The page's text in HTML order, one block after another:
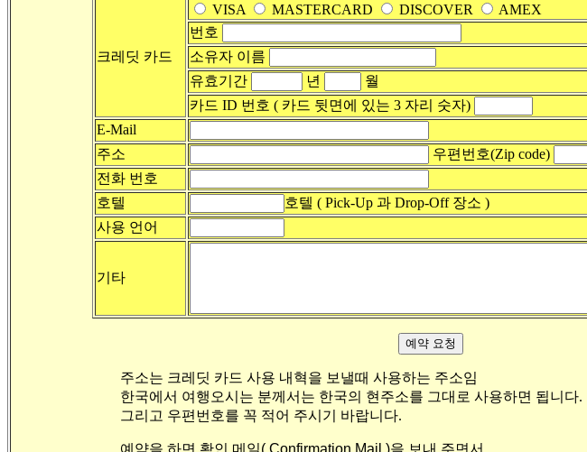
크레딧 카드
VISA MASTERCARD DISCOVER
AMEX
번호
소유자 이름
유효기간
년
월
카드 ID 번호 ( 카드 뒷면에 있는 3 자리 숫자)
E-Mail
주소
우편번호(Zip code)
전화 번호
호텔
호텔 ( Pick-Up 과 Drop-Off 장소 )
사용 언어
기타
주소는 크레딧 카드 사용 내혁을 보낼때 사용하는 주소임
한국에서 여행오시는 분께서는 한국의 현주소를 그대로 사용하면 됩니다.
그리고 우편번호를 꼭 적어 주시기 바랍니다.
예약을 하면 확인 메일( Confirmation Mail )을 보내 주면서